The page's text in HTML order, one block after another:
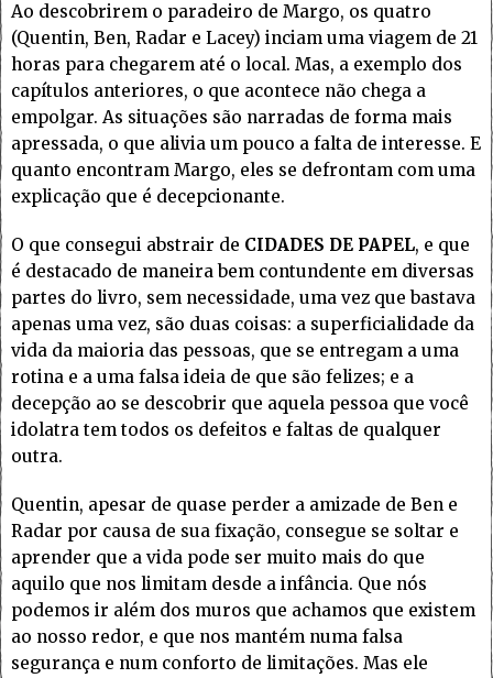
Ao descobrirem o paradeiro de Margo, os quatro
(Quentin, Ben, Radar e Lacey) inciam uma viagem de 21
horas para chegarem até o local. Mas, a exemplo dos
capítulos anteriores, o que acontece não chega a
empolgar. As situações são narradas de forma mais
apressada, o que alivia um pouco a falta de interesse. E
quanto encontram Margo, eles se defrontam com uma
explicação que é decepcionante.
O que consegui abstrair de CIDADES DE PAPEL, e que
é destacado de maneira bem contundente em diversas
partes do livro, sem necessidade, uma vez que bastava
apenas uma vez, são duas coisas: a superficialidade da
vida da maioria das pessoas, que se entregam a uma
rotina e a uma falsa ideia de que são felizes; e a
decepção ao se descobrir que aquela pessoa que você
idolatra tem todos os defeitos e faltas de qualquer
outra.
Quentin, apesar de quase perder a amizade de Ben e
Radar por causa de sua fixação, consegue se soltar e
aprender que a vida pode ser muito mais do que
aquilo que nos limitam desde a infância. Que nós
podemos ir além dos muros que achamos que existem
ao nosso redor, e que nos mantém numa falsa
segurança e num conforto de limitações. Mas ele